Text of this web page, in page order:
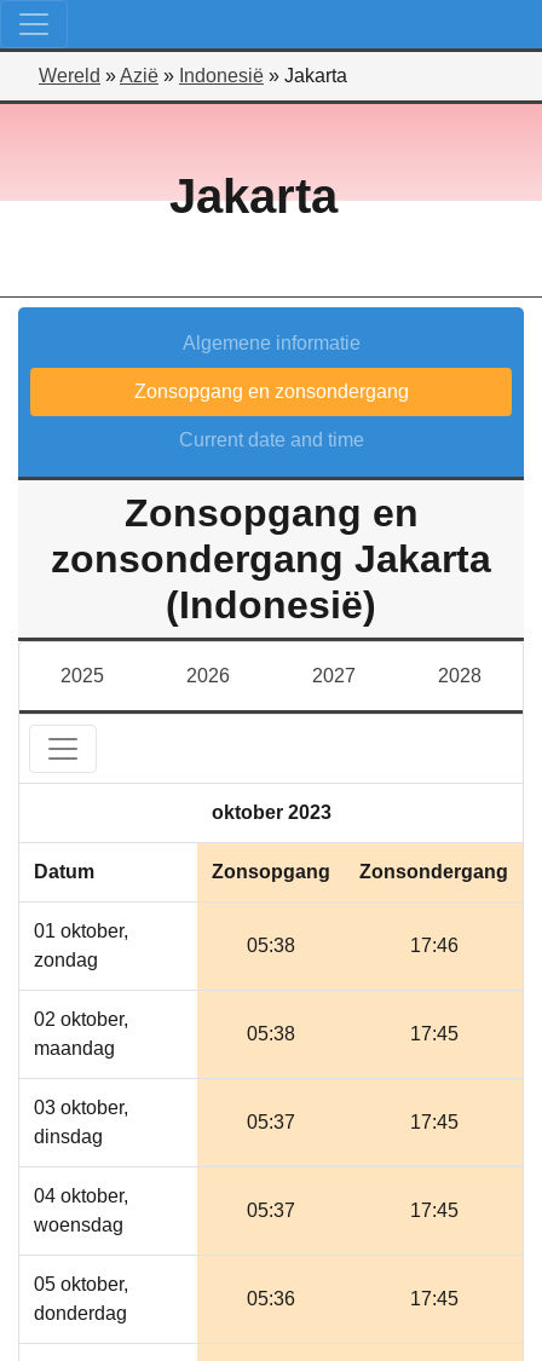
Wereld »Azië » Indonesië » Jakarta
Jakarta
Algemene informatie
Zonsopgang en zonsondergang
Current date and time
Zonsopgang en
zonsondergang Jakarta
(Indonesië)
2025 2026 2027 2028
oktober 2023
Datum Zonsopgang Zonsondergang
01 oktober,
zondag
05:38 17:46
02 oktober,
maandag
05:38 17:45
03 oktober,
dinsdag
05:37 17:45
04 oktober,
woensdag
05:37 17:45
05 oktober,
donderdag
05:36 17:45